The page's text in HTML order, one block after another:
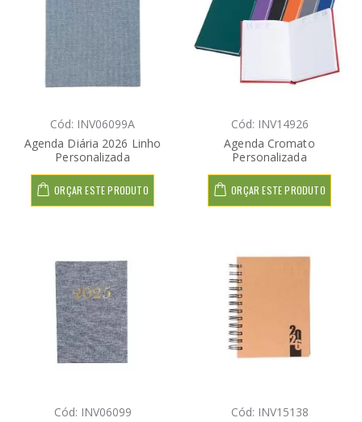
Cód: INV06099A
Agenda Diária 2026 Linho
Personalizada
ORÇAR ESTE PRODUTO
Cód: INV14926
Agenda Cromato
Personalizada
ORÇAR ESTE PRODUTO
Cód: INV06099
Cód: INV15138